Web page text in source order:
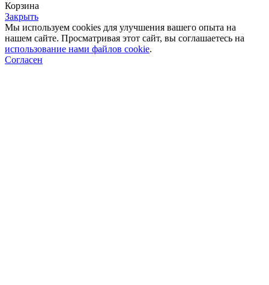
Корзина
Закрыть
Мы используем cookies для улучшения вашего опыта на
нашем сайте. Просматривая этот сайт, вы соглашаетесь на
использование нами файлов cookie.
Согласен